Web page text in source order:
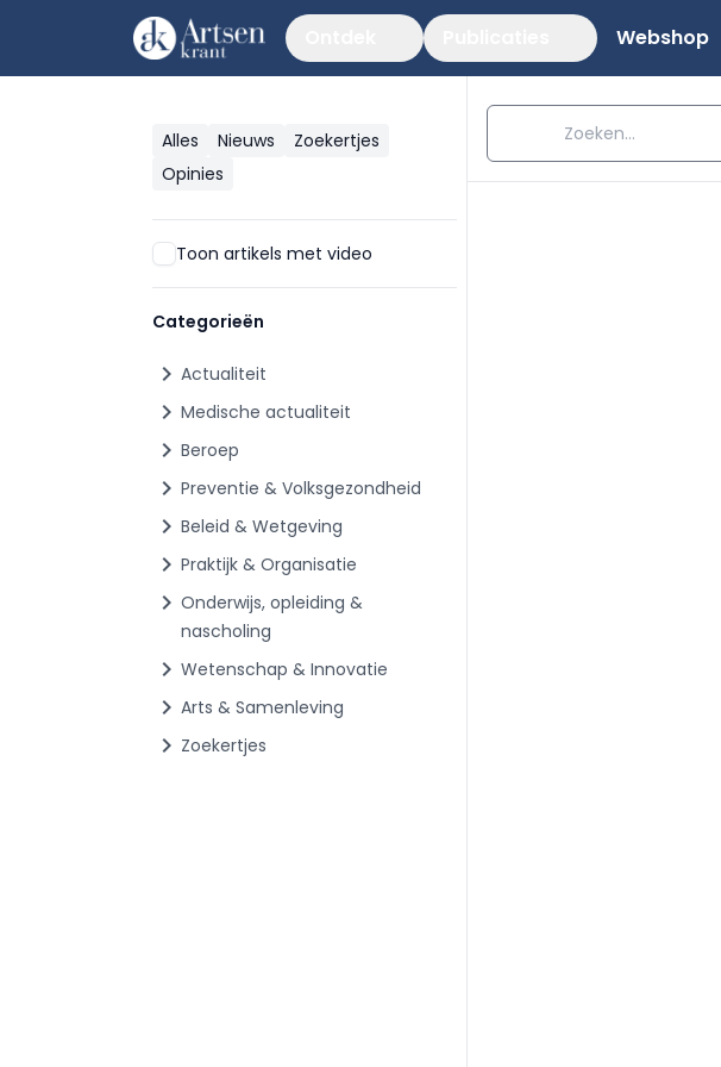
Webshop
Alles Nieuws
Zoekertjes
Opinies
Toon artikels met video
Categorieën
chevron_right Actualiteit
chevron_right Medische actualiteit
chevron_right Beroep
chevron_right Preventie & Volksgezondheid
chevron_right Beleid & Wetgeving
chevron_right Praktijk & Organisatie
chevron_right Onderwijs, opleiding &
nascholing
chevron_right Wetenschap & Innovatie
chevron_right Arts & Samenleving
chevron_right Zoekertjes